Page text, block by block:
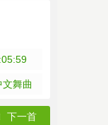
文舞曲
下一首